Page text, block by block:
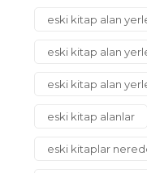
eski kitap alan
eski kitap alan
eski kitap alan
eski kitap alanlar
eski kitaplar